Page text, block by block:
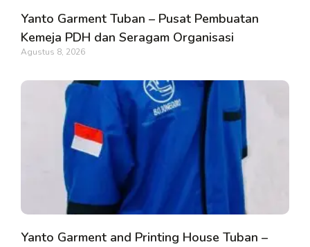
Yanto Garment Tuban – Pusat Pembuatan
Kemeja PDH dan Seragam Organisasi
Agustus 8, 2026
Yanto Garment and Printing House Tuban –